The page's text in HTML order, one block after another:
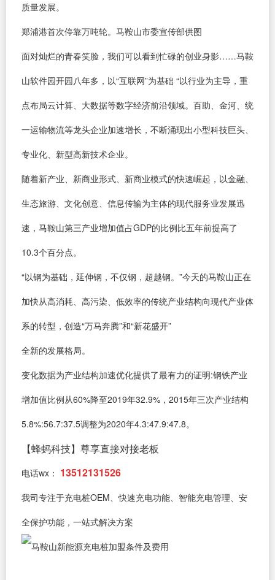
质量发展。
郑浦港首次停靠万吨轮。马鞍山市委宣传部供图
面对灿烂的青春笑脸，我们可以看到忙碌的创业身影……马鞍
山软件园开园八年多，以“互联网”为基础 “以行业为主导，重
点布局云计算、大数据等数字经济前沿领域。百助、金河、统
一运输物流等龙头企业加速增长，不断涌现出小型科技巨头、
专业化、新型高新技术企业。
随着新产业、新商业形式、新商业模式的快速崛起，以金融、
生态旅游、文化创意、信息传输为主体的现代服务业发展迅
速，马鞍山第三产业增加值占GDP的比例比五年前提高了
10.3个百分点。
“以钢为基础，延伸钢，不仅钢，超越钢。”今天的马鞍山正在
加快从高消耗、高污染、低效率的传统产业结构向现代产业体
系的转型，创造“万马奔腾”和“新花盛开”
全新的发展格局。
变化数据为产业结构加速优化提供了最有力的证明:钢铁产业
增加值比例从60%降至2019年32.9%，2015年三次产业结构
5.8%:56.7:37.5调整为2020年4.3:47.9:47.8。
【蜂蚂科技】尊享直接对接老板
电话wx： 13512131526
我司专注于充电桩OEM、快速充电功能、智能充电管理、安
全保护功能，一站式解决方案